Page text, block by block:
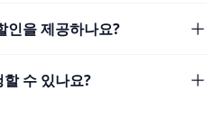
인을 제공하나요?
수 있나요?